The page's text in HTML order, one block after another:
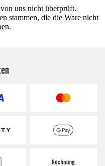
uns nicht überprüft.
stammen, die die Ware nicht